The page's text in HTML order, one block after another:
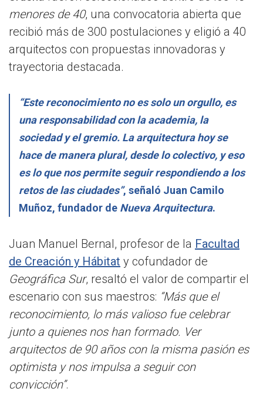
menores de 40, una convocatoria abierta que
recibió más de 300 postulaciones y eligió a 40
arquitectos con propuestas innovadoras y
trayectoria destacada.
“Este reconocimiento no es solo un orgullo, es
una responsabilidad con la academia, la
sociedad y el gremio. La arquitectura hoy se
hace de manera plural, desde lo colectivo, y eso
es lo que nos permite seguir respondiendo a los
retos de las ciudades”, señaló Juan Camilo
Muñoz, fundador de Nueva Arquitectura.
Juan Manuel Bernal, profesor de la Facultad
de Creación y Hábitat y cofundador de
Geográfica Sur, resaltó el valor de compartir el
escenario con sus maestros: “Más que el
reconocimiento, lo más valioso fue celebrar
junto a quienes nos han formado. Ver
arquitectos de 90 años con la misma pasión es
optimista y nos impulsa a seguir con
convicción”.